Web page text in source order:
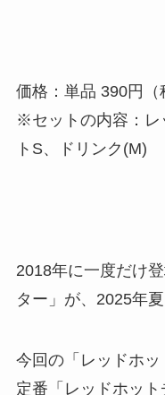
価格：単品 390円（
※セットの内容：レ
トS、ドリンク(M)
2018年に一度だけ
ター」が、2025年
今回の「レッドホ
定番「レッドホッ